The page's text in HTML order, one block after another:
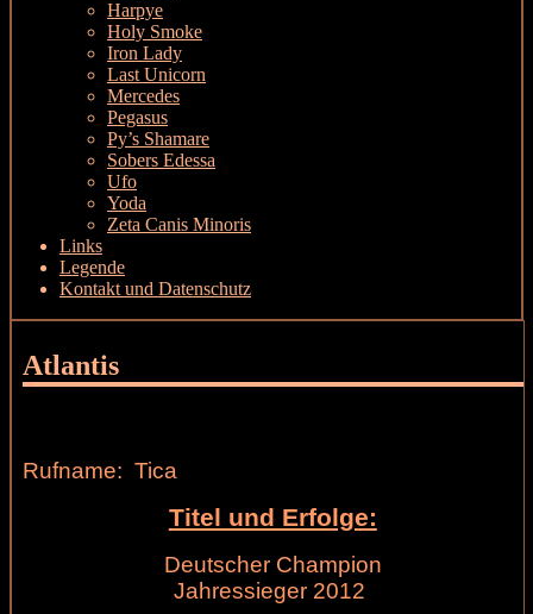
Harpye
Holy Smoke
Iron Lady
Last Unicorn
Mercedes
Pegasus
Py’s Shamare
Sobers Edessa
Ufo
Yoda
Zeta Canis Minoris
Links
Legende
Kontakt und Datenschutz
Atlantis
Rufname: Tica
Titel und Erfolge:
Deutscher Champion
Jahressieger 2012